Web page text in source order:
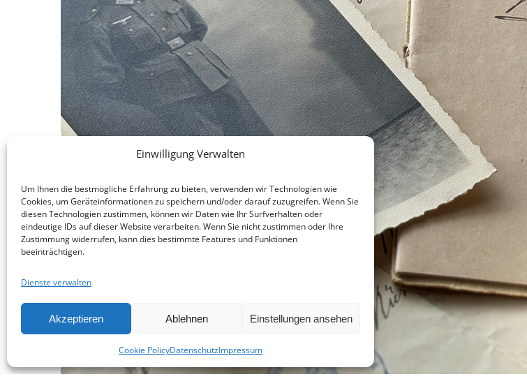
Einwilligung Verwalten
Um Ihnen die bestmögliche Erfahrung zu bieten, verwenden wir Technologien wie
Cookies, um Geräteinformationen zu speichern und/oder darauf zuzugreifen. Wenn Sie
diesen Technologien zustimmen, können wir Daten wie Ihr Surfverhalten oder
eindeutige IDs auf dieser Website verarbeiten. Wenn Sie nicht zustimmen oder Ihre
Zustimmung widerrufen, kann dies bestimmte Features und Funktionen
beeinträchtigen.
Dienste verwalten
Akzeptieren Ablehnen Einstellungen ansehen
Cookie PolicyDatenschutzImpressum